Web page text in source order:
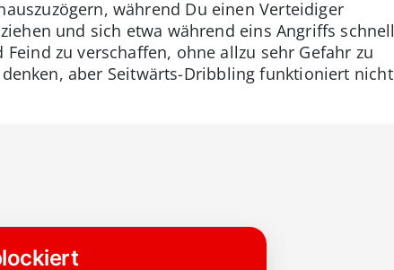
während Du einen Verteidiger
und sich etwa während eins Angriffs schnell
zu verschaffen, ohne allzu sehr Gefahr zu
aber Seitwärts-Dribbling funktioniert nicht